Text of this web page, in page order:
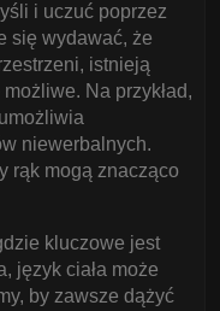
i uczuć poprzez
się wydawać, że
istnieją
Na przykład,
niewerbalnych.
rąk mogą znacząco
kluczowe jest
język ciała może
by zawsze dążyć